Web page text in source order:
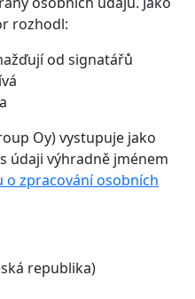
rozhodl:
od signatářů
Oy) vystupuje jako
údaji výhradně jménem
o zpracování osobních
republika)